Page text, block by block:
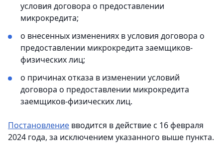
условия договора о предоставлении
микрокредита;
о внесенных изменениях в условия договора о
предоставлении микрокредита заемщиков-
физических лиц;
о причинах отказа в изменении условий
договора о предоставлении микрокредита
заемщиков-физических лиц.
Постановление вводится в действие с 16 февраля
2024 года, за исключением указанного выше пункта.